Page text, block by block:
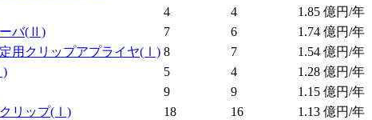
4 4 1.85 億円/年
バ(Ⅱ) 7 6 1.74 億円/年
用クリップアプライヤ(Ⅰ) 8 7 1.54 億円/年
5 4 1.28 億円/年
9 9 1.15 億円/年
リップ(Ⅰ) 18 16 1.13 億円/年